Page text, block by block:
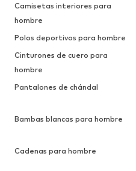
Camisetas interiores para
hombre
Polos deportivos para hombre
Cinturones de cuero para
hombre
Pantalones de chándal
Bambas blancas para hombre
Cadenas para hombre